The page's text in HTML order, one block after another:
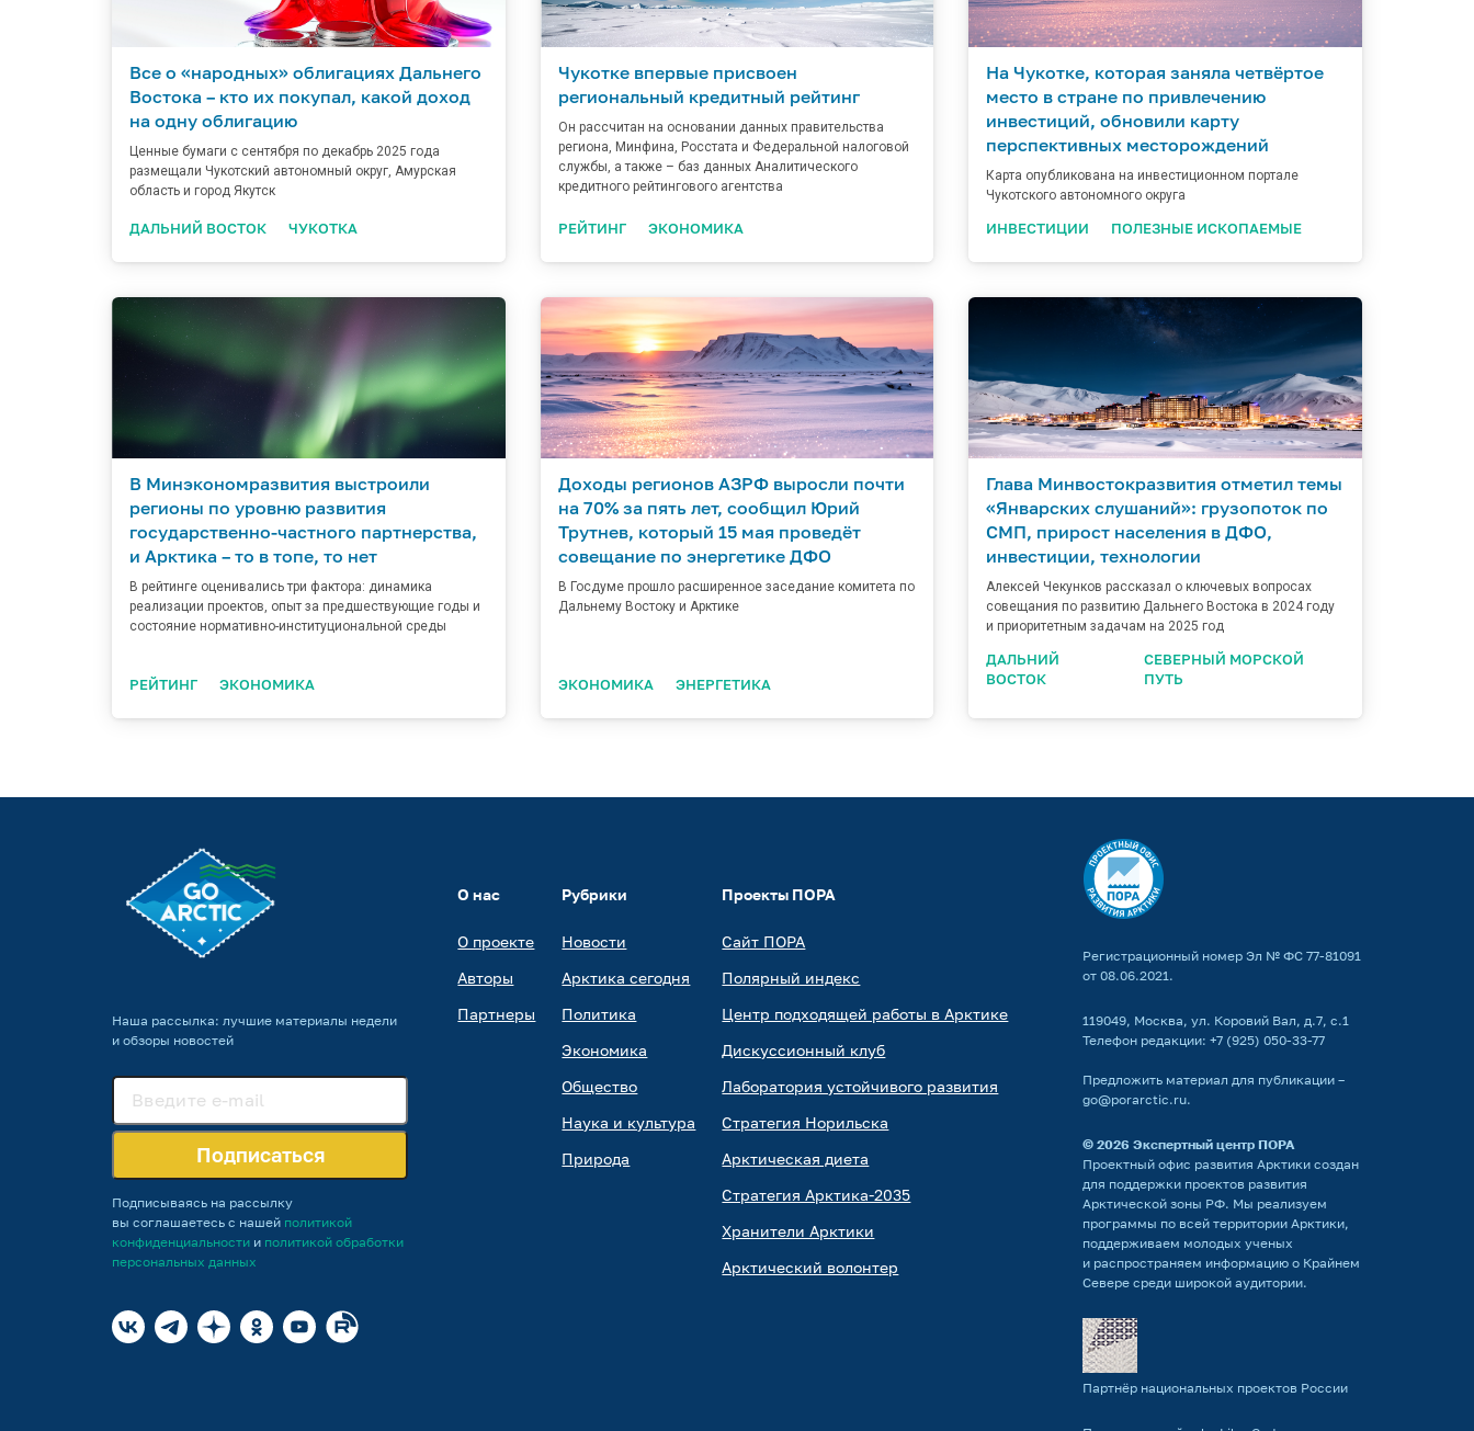
Все о «народных» облигациях Дальнего
Востока – кто их покупал, какой доход
на одну облигацию
Ценные бумаги с сентября по декабрь 2025 года
размещали Чукотский автономный округ, Амурская
область и город Якутск
ДАЛЬНИЙ ВОСТОК ЧУКОТКА
Чукотке впервые присвоен
региональный кредитный рейтинг
Он рассчитан на основании данных правительства
региона, Минфина, Росстата и Федеральной налоговой
службы, а также – баз данных Аналитического
кредитного рейтингового агентства
РЕЙТИНГ ЭКОНОМИКА
На Чукотке, которая заняла четвёртое
место в стране по привлечению
инвестиций, обновили карту
перспективных месторождений
Карта опубликована на инвестиционном портале
Чукотского автономного округа
ИНВЕСТИЦИИ ПОЛЕЗНЫЕ ИСКОПАЕМЫЕ
В Минэкономразвития выстроили
регионы по уровню развития
государственно-частного партнерства,
и Арктика – то в топе, то нет
В рейтинге оценивались три фактора: динамика
реализации проектов, опыт за предшествующие годы и
состояние нормативно-институциональной среды
РЕЙТИНГ ЭКОНОМИКА
Доходы регионов АЗРФ выросли почти
на 70% за пять лет, сообщил Юрий
Трутнев, который 15 мая проведёт
совещание по энергетике ДФО
В Госдуме прошло расширенное заседание комитета по
Дальнему Востоку и Арктике
ЭКОНОМИКА ЭНЕРГЕТИКА
Глава Минвостокразвития отметил темы
«Январских слушаний»: грузопоток по
СМП, прирост населения в ДФО,
инвестиции, технологии
Алексей Чекунков рассказал о ключевых вопросах
совещания по развитию Дальнего Востока в 2024 году
и приоритетным задачам на 2025 год
ДАЛЬНИЙ
ВОСТОК
СЕВЕРНЫЙ МОРСКОЙ
ПУТЬ
Наша рассылка: лучшие материалы недели
и обзоры новостей
Подписаться
Подписываясь на рассылку
вы соглашаетесь с нашей политикой
конфиденциальности и политикой обработки
персональных данных
О нас
О проекте
Авторы
Партнеры
Рубрики
Новости
Арктика сегодня
Политика
Экономика
Общество
Наука и культура
Природа
Проекты ПОРА
Сайт ПОРА
Полярный индекс
Центр подходящей работы в Арктике
Дискуссионный клуб
Лаборатория устойчивого развития
Стратегия Норильска
Арктическая диета
Стратегия Арктика-2035
Хранители Арктики
Арктический волонтер
Регистрационный номер Эл № ФС 77-81091
от 08.06.2021.
119049, Москва, ул. Коровий Вал, д.7, с.1
Телефон редакции: +7 (925) 050-33-77
Предложить материал для публикации –
go@porarctic.ru.
© 2026 Экспертный центр ПОРА
Проектный офис развития Арктики создан
для поддержки проектов развития
Арктической зоны РФ. Мы реализуем
программы по всей территории Арктики,
поддерживаем молодых ученых
и распространяем информацию о Крайнем
Севере среди широкой аудитории.
Партнёр национальных проектов России